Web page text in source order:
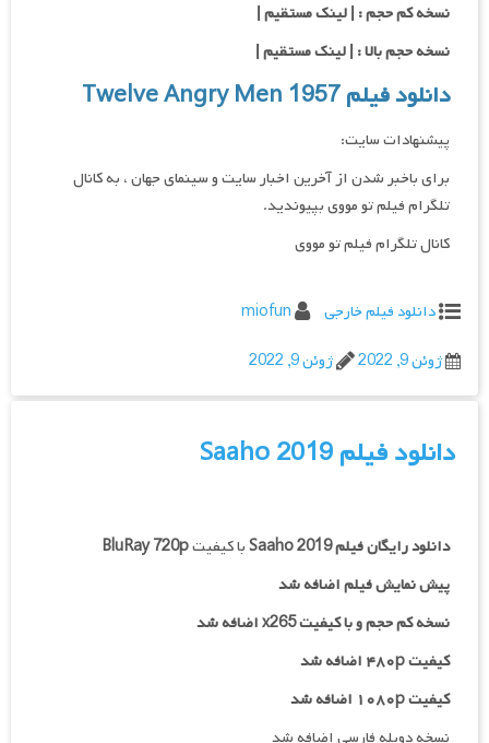
نسخه کم حجم : | لینک مستقیم |
نسخه حجم بالا : | لینک مستقیم |
دانلود فیلم Twelve Angry Men 1957
پیشنهادات سایت:
برای باخبر شدن از آخرین اخبار سایت و سینمای جهان ، به کانال
تلگرام فیلم تو مووی بپیوندید.
کانال تلگرام فیلم تو مووی
دانلود فیلم خارجی
miofun
ژوئن 9, 2022
ژوئن 9, 2022
دانلود فیلم Saaho 2019
دانلود رایگان فیلمSaaho 2019با کیفیتBluRay 720p
پیش نمایش فیلم اضافه شد
نسخه کم حجم و با کیفیت x265 اضافه شد
کیفیت ۴۸۰p اضافه شد
کیفیت ۱۰۸۰p اضافه شد